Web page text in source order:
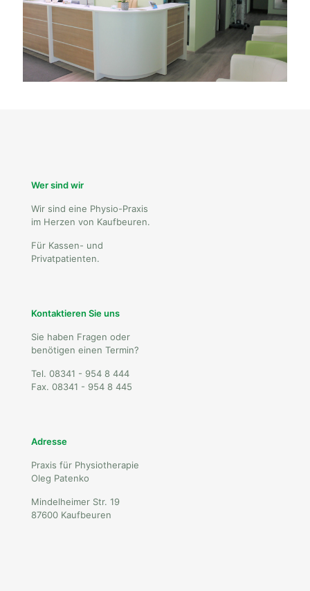
Wer sind wir
Wir sind eine Physio-Praxis
im Herzen von Kaufbeuren.
Für Kassen- und
Privatpatienten.
Kontaktieren Sie uns
Sie haben Fragen oder
benötigen einen Termin?
Tel. 08341 - 954 8 444
Fax. 08341 - 954 8 445
Adresse
Praxis für Physiotherapie
Oleg Patenko
Mindelheimer Str. 19
87600 Kaufbeuren